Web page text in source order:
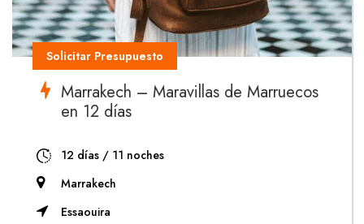
Solicitar Presupuesto
Marrakech – Maravillas de Marruecos
en 12 días
12 días / 11 noches
Marrakech
Essaouira